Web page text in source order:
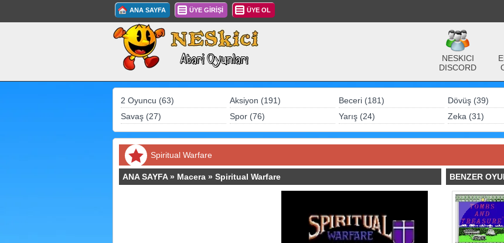
ANA SAYFA ÜYE GİRİŞİ ÜYE OL
NESKICI
DISCORD
2 Oyuncu (63) Aksiyon (191) Beceri (181) Dövüş (39)
Savaş (27)
Spor (76) Yarış (24) Zeka (31)
Spiritual Warfare
ANA SAYFA» Macera » Spiritual Warfare BENZER